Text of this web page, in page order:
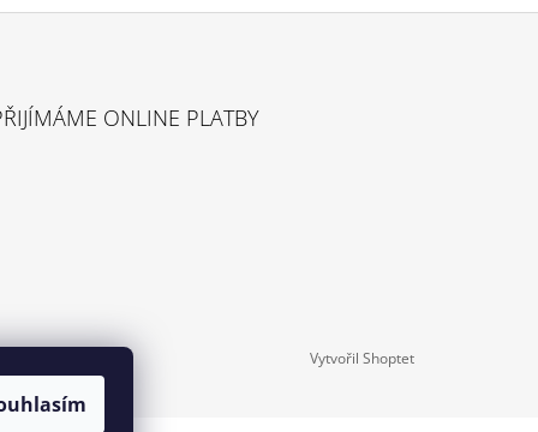
ONLINE PLATBY
Vytvořil Shoptet